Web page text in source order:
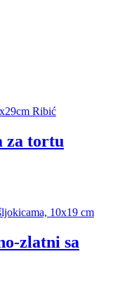
za tortu
zlatni sa